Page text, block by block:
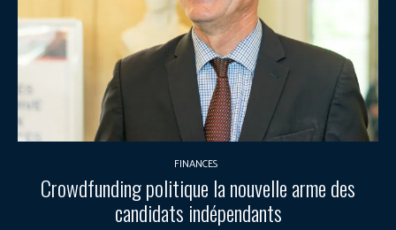
FINANCES
Crowdfunding politique la nouvelle arme des
candidats indépendants